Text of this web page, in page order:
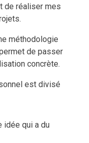
de réaliser mes
méthodologie
de passer
concrète.
est divisé
idée qui a du